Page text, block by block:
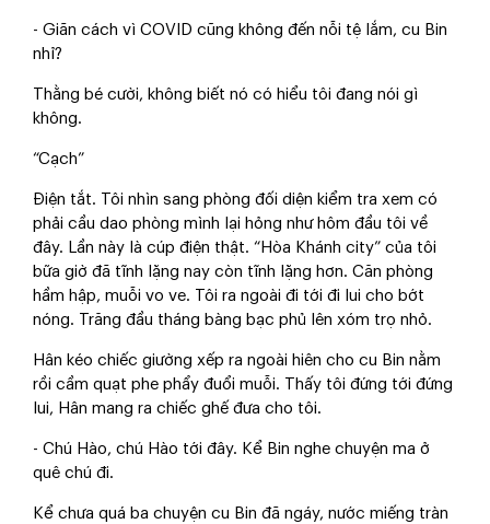
- Giãn cách vì COVID cũng không đến nỗi tệ lắm, cu Bin
nhỉ?
Thằng bé cười, không biết nó có hiểu tôi đang nói gì
không.
“Cạch”
Điện tắt. Tôi nhìn sang phòng đối diện kiểm tra xem có
phải cầu dao phòng mình lại hỏng như hôm đầu tôi về
đây. Lần này là cúp điện thật. “Hòa Khánh city” của tôi
bữa giờ đã tĩnh lặng nay còn tĩnh lặng hơn. Căn phòng
hầm hập, muỗi vo ve. Tôi ra ngoài đi tới đi lui cho bớt
nóng. Trăng đầu tháng bàng bạc phủ lên xóm trọ nhỏ.
Hân kéo chiếc giường xếp ra ngoài hiên cho cu Bin nằm
rồi cầm quạt phe phẩy đuổi muỗi. Thấy tôi đứng tới đứng
lui, Hân mang ra chiếc ghế đưa cho tôi.
- Chú Hào, chú Hào tới đây. Kể Bin nghe chuyện ma ở
quê chú đi.
Kể chưa quá ba chuyện cu Bin đã ngáy, nước miếng tràn